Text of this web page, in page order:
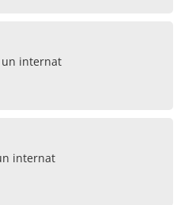
un internat
internat